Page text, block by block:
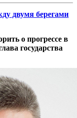
двумя берегами
о прогрессе в
государства